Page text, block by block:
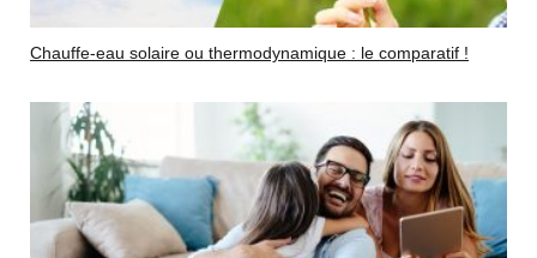
Chauffe-eau solaire ou thermodynamique : le comparatif !